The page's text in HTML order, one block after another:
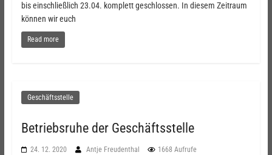
bis einschließlich 23.04. komplett geschlossen. In diesem Zeitraum
können wir euch
Read more
Geschäftsstelle
Betriebsruhe der Geschäftsstelle
24. 12. 2020 Antje Freudenthal 1668 Aufrufe